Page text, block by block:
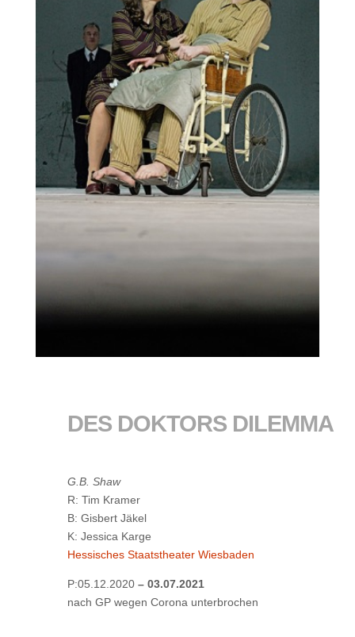
DES DOKTORS DILEMMA
G.B. Shaw
R: Tim Kramer
B: Gisbert Jäkel
K: Jessica Karge
Hessisches Staatstheater Wiesbaden
P:05.12.2020– 03.07.2021
nach GP wegen Corona unterbrochen